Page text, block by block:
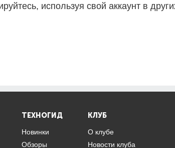
используя свой аккаунт в
ТЕХНОГИД
Новинки
Обзоры
КЛУБ
О клубе
Новости клуба